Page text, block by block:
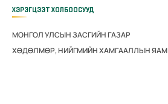
ХЭРЭГЦЭЭТ ХОЛБООСУУД
МОНГОЛ УЛСЫН ЗАСГИЙН ГАЗАР
ХӨДӨЛМӨР, НИЙГМИЙН ХАМГААЛЛЫН ЯАМ